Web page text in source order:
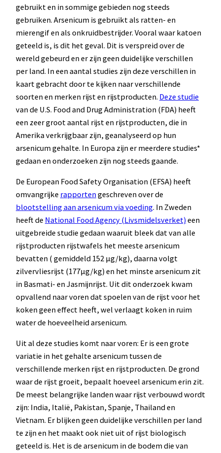
gebruikt en in sommige gebieden nog steeds
gebruiken. Arsenicum is gebruikt als ratten- en
mierengif en als onkruidbestrijder. Vooral waar katoen
geteeld is, is dit het geval. Dit is verspreid over de
wereld gebeurd en er zijn geen duidelijke verschillen
per land. In een aantal studies zijn deze verschillen in
kaart gebracht door te kijken naar verschillende
soorten en merken rijst en rijstproducten. Deze studie
van de U.S. Food and Drug Administration (FDA) heeft
een zeer groot aantal rijst en rijstproducten, die in
Amerika verkrijgbaar zijn, geanalyseerd op hun
arsenicum gehalte. In Europa zijn er meerdere studies*
gedaan en onderzoeken zijn nog steeds gaande.
De European Food Safety Organisation (EFSA) heeft
omvangrijke rapportengeschreven over de
blootstelling aan arsenicum via voeding. In Zweden
heeft de National Food Agency (Livsmidelsverket) een
uitgebreide studie gedaan waaruit bleek dat van alle
rijstproducten rijstwafels het meeste arsenicum
bevatten ( gemiddeld 152 µg/kg), daarna volgt
zilvervliesrijst (177µg/kg) en het minste arsenicum zit
in Basmati- en Jasmijnrijst. Uit dit onderzoek kwam
opvallend naar voren dat spoelen van de rijst voor het
koken geen effect heeft, wel verlaagt koken in ruim
water de hoeveelheid arsenicum.
Uit al deze studies komt naar voren: Er is een grote
variatie in het gehalte arsenicum tussen de
verschillende merken rijst en rijstproducten. De grond
waar de rijst groeit, bepaalt hoeveel arsenicum erin zit.
De meest belangrijke landen waar rijst verbouwd wordt
zijn: India, Italië, Pakistan, Spanje, Thailand en
Vietnam. Er blijken geen duidelijke verschillen per land
te zijn en het maakt ook niet uit of rijst biologisch
geteeld is. Het is de arsenicum in de bodem die van